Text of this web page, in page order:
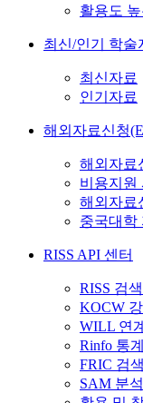
활용도 높
최신/인기 학술
최신자료
인기자료
해외자료신청
해외자료
비용지원
해외자료
중국대학
RISS API 센터
RISS 검
KOCW
WILL 연
Rinfo 통
FRIC 검
SAM 분